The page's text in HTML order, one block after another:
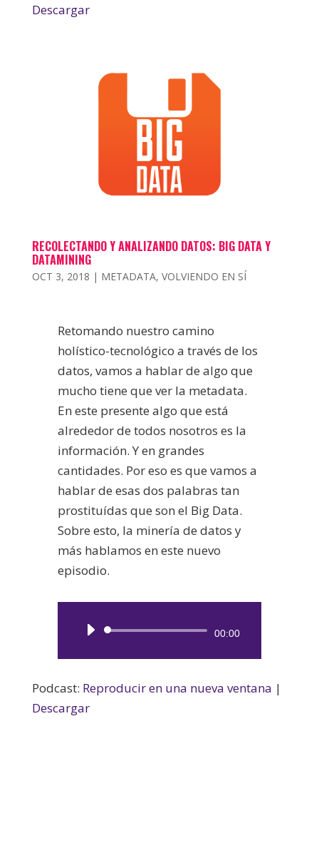
Descargar
RECOLECTANDO Y ANALIZANDO DATOS: BIG DATA Y
DATAMINING
OCT 3, 2018 | METADATA, VOLVIENDO EN SÍ
Retomando nuestro camino
holístico-tecnológico a través de los
datos, vamos a hablar de algo que
mucho tiene que ver la metadata.
En este presente algo que está
alrededor de todos nosotros es la
información. Y en grandes
cantidades. Por eso es que vamos a
hablar de esas dos palabras tan
prostituídas que son el Big Data.
Sobre esto, la minería de datos y
más hablamos en este nuevo
episodio.
Reproductor
00:00
Podcast: Reproducir en una nueva ventana |
Descargar